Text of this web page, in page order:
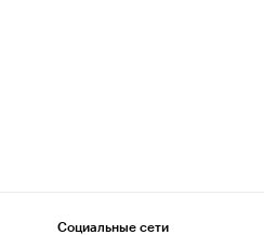
Социальные сети